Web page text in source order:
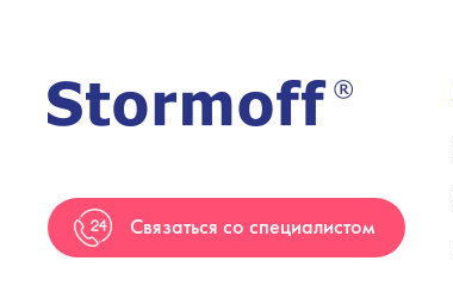
Связаться со специалистом